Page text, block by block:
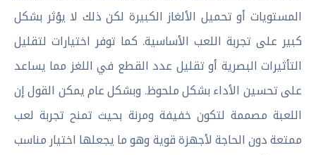
المستويات أو تحميل الألغاز الكبيرة لكن ذلك لا يؤثر بشكل
كبير على تجربة اللعب الأساسية. كما توفر اختيارات لتقليل
التأثيرات البصرية أو تقليل عدد القطع في اللغز مما يساعد
على تحسين الأداء بشكل ملحوظ. وبشكل عام يمكن القول إن
اللعبة مصممة لتكون خفيفة ومرنة بحيث تمنح تجربة لعب
ممتعة دون الحاجة لأجهزة قوية وهو ما يجعلها اختيار مناسب